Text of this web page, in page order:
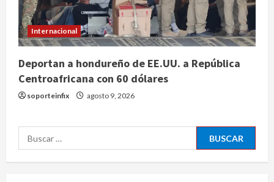
Internacional
Deportan a hondureño de EE.UU. a República
Centroafricana con 60 dólares
soporteinfix agosto 9, 2026
Buscar:
4
de créditos del Infonavit y niega
riesgo financiero
agosto 9, 2026
Colombia respalda soberanía de
Marruecos sobre el Sáhara y busca
TLC
Portada